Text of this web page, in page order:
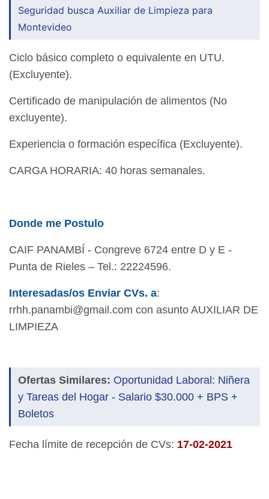
Seguridad busca Auxiliar de Limpieza para
Montevideo
Ciclo básico completo o equivalente en UTU.
(Excluyente).
Certificado de manipulación de alimentos (No
excluyente).
Experiencia o formación específica (Excluyente).
CARGA HORARIA: 40 horas semanales.
Donde me Postulo
CAIF PANAMBÍ - Congreve 6724 entre D y E -
Punta de Rieles – Tel.: 22224596.
Interesadas/os Enviar CVs. a:
rrhh.panambi@gmail.com con asunto AUXILIAR DE
LIMPIEZA
Ofertas Similares: Oportunidad Laboral: Niñera
y Tareas del Hogar - Salario $30.000 + BPS +
Boletos
Fecha límite de recepción de CVs: 17-02-2021